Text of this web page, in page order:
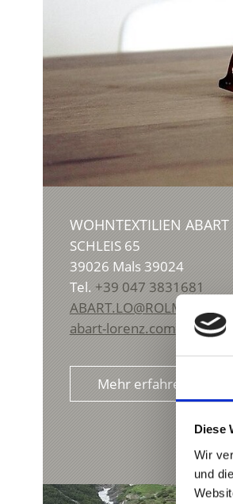
Diese
Wir
und
WOHNTEXTILIEN ABART
SCHLEIS 65
39026 Mals 39024
Tel. +39 047 3831681
ABART.LO@ROLMAIL.NET
abart-lorenz.com
Mehr erfahren